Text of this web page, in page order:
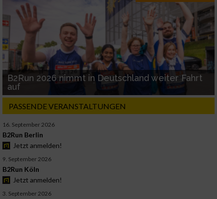
B2Run 2026 nimmt in Deutschland weiter Fahrt
auf
PASSENDE VERANSTALTUNGEN
16. September 2026
B2Run Berlin
Jetzt anmelden!
9. September 2026
B2Run Köln
Jetzt anmelden!
3. September 2026